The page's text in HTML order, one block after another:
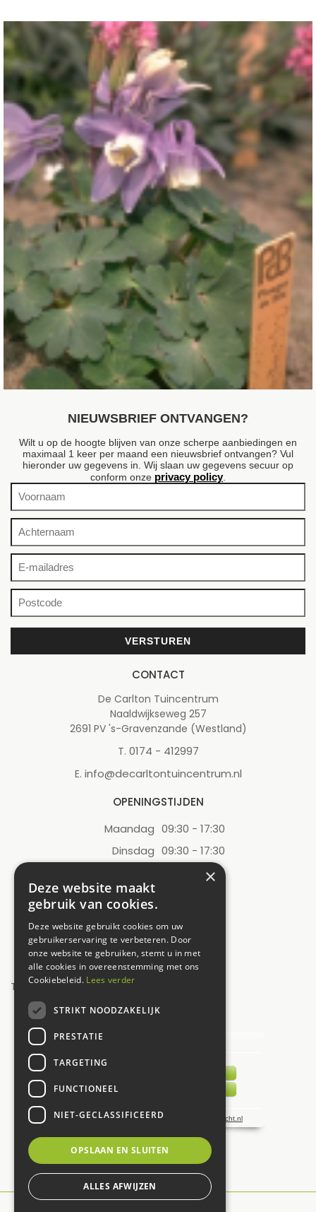
Akelei
Aquilegia flabellata 'Ministar'
NIEUWSBRIEF ONTVANGEN?
Wilt u op de hoogte blijven van onze scherpe aanbiedingen en
maximaal 1 keer per maand een nieuwsbrief ontvangen? Vul
hieronder uw gegevens in. Wij slaan uw gegevens secuur op
conform onze privacy policy.
CONTACT
De Carlton Tuincentrum
Naaldwijkseweg 257
2691 PV 's-Gravenzande (Westland)
T. 0174 - 412997
E. info@decarltontuincentrum.nl
OPENINGSTIJDEN
Maandag 09:30 - 17:30
Dinsdag 09:30 - 17:30
09:30 - 17:30
Donderdag
Zaterdag 09:00 - 17:00
Zondag
12:00 - 17:00
Toon alle openingstijden
UW MENING TELT!
×
Deze website maakt
gebruik van cookies.
Deze website gebruikt cookies om uw
gebruikerservaring te verbeteren. Door
onze website te gebruiken, stemt u in met
alle cookies in overeenstemming met ons
Cookiebeleid. Lees verder
STRIKT NOODZAKELIJK
PRESTATIE
TARGETING
FUNCTIONEEL
NIET-GECLASSIFICEERD
OPSLAAN EN SLUITEN
ALLES AFWIJZEN